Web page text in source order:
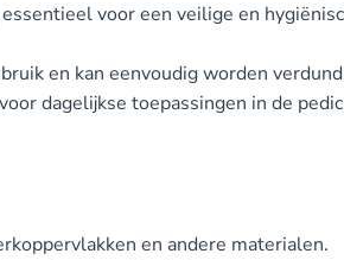
voor een veilige en
en kan eenvoudig worden
dagelijkse toepassingen in de
en andere materialen.